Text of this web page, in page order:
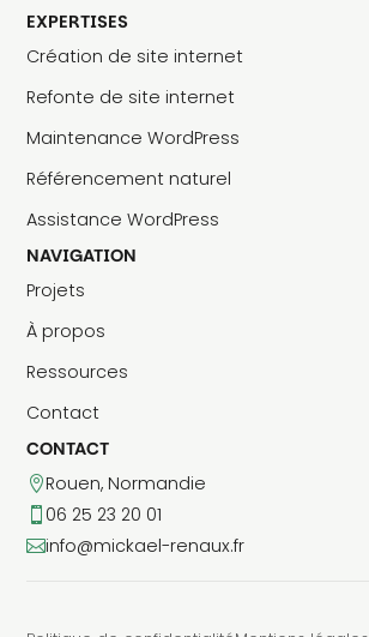
EXPERTISES
Création de site internet
Refonte de site internet
Maintenance WordPress
Référencement naturel
Assistance WordPress
NAVIGATION
Projets
À propos
Ressources
Contact
CONTACT
Rouen, Normandie
 06 25 23 20 01
info@mickael-renaux.fr